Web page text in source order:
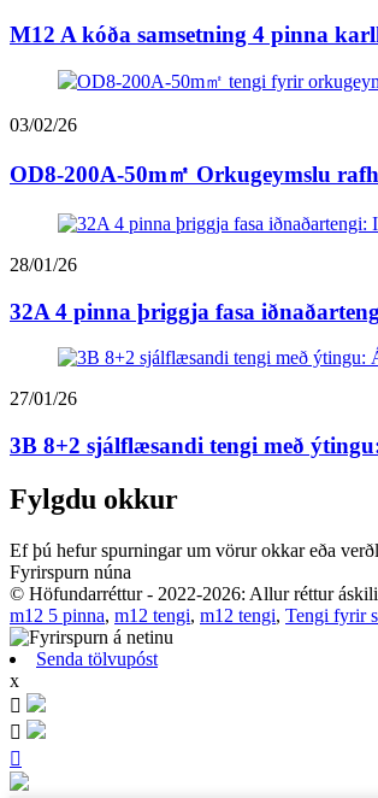
M12 A kóða samsetning 4 pinna
03/02/26
OD8-200A-50m㎡ Orkugeymslu
28/01/26
32A 4 pinna þriggja fasa
27/01/26
3B 8+2 sjálflæsandi tengi með
Fylgdu okkur
Ef þú hefur spurningar um vörur okkar eða
Fyrirspurn núna
© Höfundarréttur - 2022-2026: Allur réttur
m12 5 pinna, m12 tengi, m12 tengi, Tengi fyrir
Senda tölvupóst
x


